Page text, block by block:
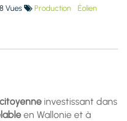
Vues Production Éolien
investissant dans
en Wallonie et à